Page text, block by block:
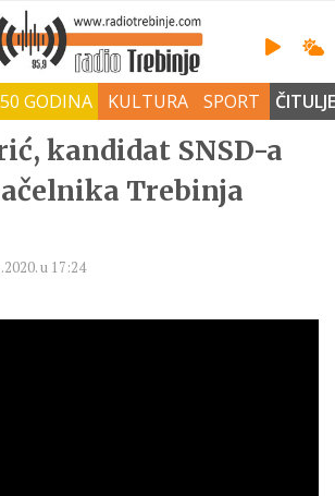
GODINA KULTURA SPORT ČITULJE
kandidat SNSD-a
Trebinja
u 17:24